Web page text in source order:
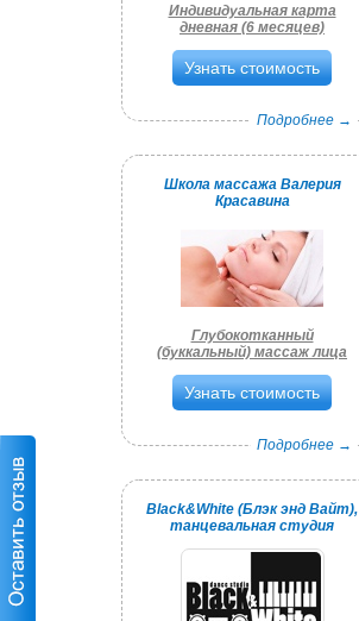
Индивидуальная карта
дневная (6 месяцев)
Узнать стоимость
Подробнее →
Школа массажа Валерия
Красавина
Глубокотканный
(буккальный) массаж лица
Узнать стоимость
Подробнее →
Black&White (Блэк энд Вайт),
танцевальная студия